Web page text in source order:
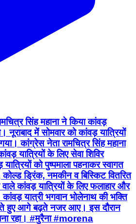
सिंह महाना ने किया कांवड़
नूराबाद में सोमवार को कांवड़ यात्रियों
कांग्रेस नेता रामचित्र सिंह महाना
यात्रियों के लिए सेवा शिविर
को पुष्पमाला पहनाकर स्वागत
कोल्ड ड्रिंक, नमकीन व बिस्किट वितरित
कांवड़ यात्रियों के लिए फलाहार और
यात्री भगवान भोलेनाथ की भक्ति
हुए आगे बढ़ते नजर आए। इस दौरान
रहा। #मुरैना #morena